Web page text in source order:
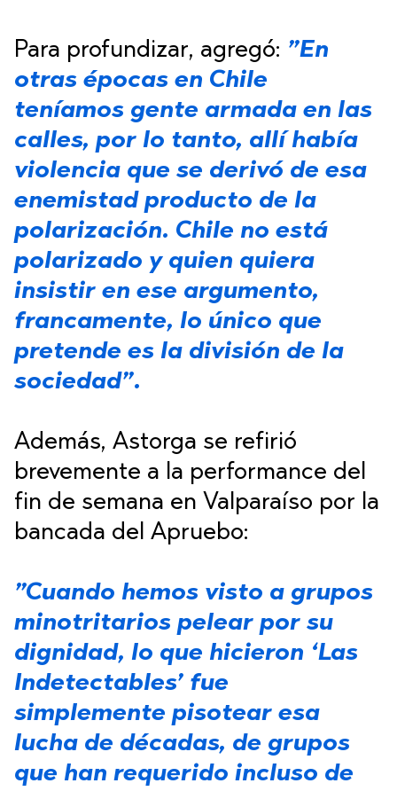
Para profundizar, agregó: ”En
otras épocas en Chile
teníamos gente armada en las
calles, por lo tanto, allí había
violencia que se derivó de esa
enemistad producto de la
polarización. Chile no está
polarizado y quien quiera
insistir en ese argumento,
francamente, lo único que
pretende es la división de la
sociedad”.
Además, Astorga se refirió
brevemente a la performance del
fin de semana en Valparaíso por la
bancada del Apruebo:
”Cuando hemos visto a grupos
minotritarios pelear por su
dignidad, lo que hicieron ‘Las
Indetectables’ fue
simplemente pisotear esa
lucha de décadas, de grupos
que han requerido incluso de